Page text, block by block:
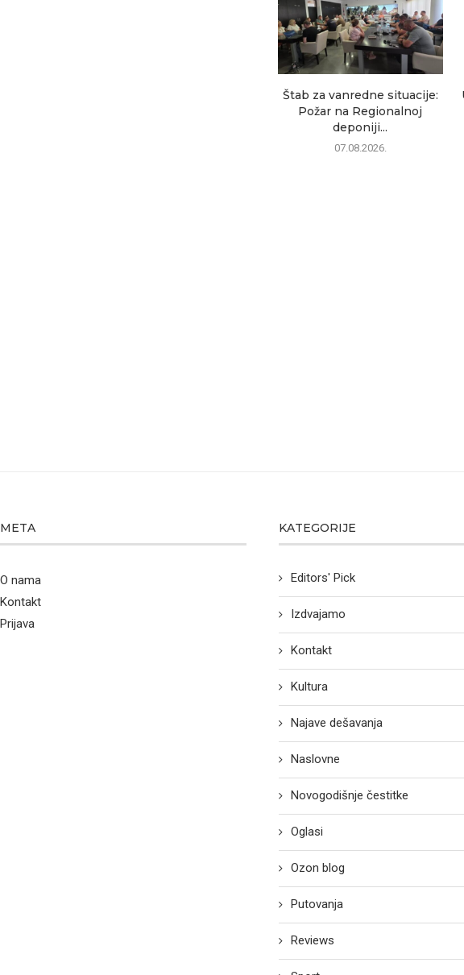
Štab za vanredne situacije:
Požar na Regionalnoj
deponiji...
07.08.2026.
META
O nama
Kontakt
Prijava
KATEGORIJE
Editors' Pick
Izdvajamo
Kontakt
Kultura
Najave dešavanja
Naslovne
Novogodišnje čestitke
Oglasi
Ozon blog
Putovanja
Reviews